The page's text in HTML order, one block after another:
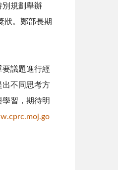
別規劃舉辦
狀。鄭部長期
議題進行經
出不同思考方
習，期待明